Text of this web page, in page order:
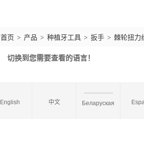
首页 > 产品 > 种植牙工具 > 扳手 > 棘轮扭力
切换到您需要查看的语言！
English 中文 Беларуская